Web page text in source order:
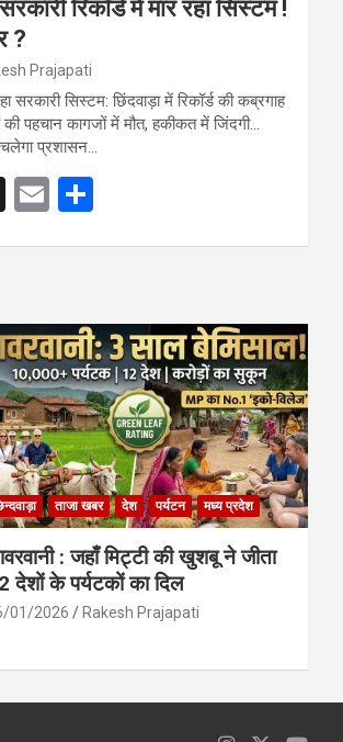
रिकॉर्ड में मार रहा सिस्टम !
?
Prajapati
सरकारी सिस्टम: छिंदवाड़ा में रिकॉर्ड की कब्रगाह
की पहचान कागजों में मौत, हकीकत में जिंदगी…
प्रशासन…
X
E
ताजा खबर देश पर्यटन मध्य प्रदेश
: जहाँ मिट्टी की खुशबू ने जीता
देशों के पर्यटकों का दिल
01/2026 Rakesh Prajapati